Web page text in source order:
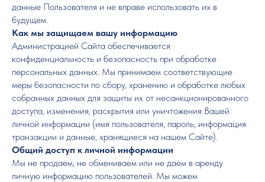
данные Пользователя и не вправе использовать их в
будущем.
Как мы защищаем вашу информацию
Администрацией Сайта обеспечивается
конфиденциальность и безопасность при обработке
персональных данных. Мы принимаем соответствующие
меры безопасности по сбору, хранению и обработке любых
собранных данных для защиты их от несанкционированного
доступа, изменения, раскрытия или уничтожения Вашей
личной информации (имя пользователя, пароль, информация
транзакции и данные, хранящиеся на нашем Сайте).
Общий доступ к личной информации
Мы не продаем, не обмениваем или не даем в аренду
личную информацию пользователей. Мы можем